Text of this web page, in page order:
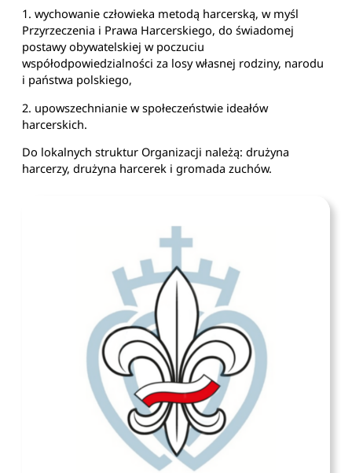
1. wychowanie człowieka metodą harcerską, w myśl
Przyrzeczenia i Prawa Harcerskiego, do świadomej
postawy obywatelskiej w poczuciu
współodpowiedzialności za losy własnej rodziny, narodu
i państwa polskiego,
2. upowszechnianie w społeczeństwie ideałów
harcerskich.
Do lokalnych struktur Organizacji należą: drużyna
harcerzy, drużyna harcerek i gromada zuchów.